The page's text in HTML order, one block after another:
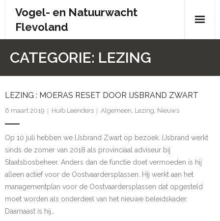
content
Vogel- en Natuurwacht
Flevoland
- Brochure
- Bestuur
- Contactpersonen
- Donateursoverleg
- Doelstelling en statuten
CATEGORIE: LEZING
LEZING : MOERAS RESET DOOR IJSBRAND ZWART
6 maart 2019 Huib Leenders Algemeen, Lezing, Nieuws
Op 10 juli hebben we IJsbrand Zwart op bezoek. IJsbrand werkt
sinds de zomer van 2018 als provinciaal adviseur bij
Staatsbosbeheer. Anders dan de functie doet vermoeden is hij
alleen actief voor de Oostvaardersplassen. Hij werkt aan het
managementplan voor de Oostvaardersplassen dat opgesteld
moet worden als onderdeel van het nieuwe beleidskader.
Daarnaast is hij…